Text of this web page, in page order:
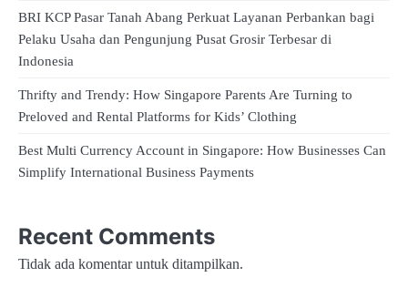
BRI KCP Pasar Tanah Abang Perkuat Layanan Perbankan bagi
Pelaku Usaha dan Pengunjung Pusat Grosir Terbesar di
Indonesia
Thrifty and Trendy: How Singapore Parents Are Turning to
Preloved and Rental Platforms for Kids’ Clothing
Best Multi Currency Account in Singapore: How Businesses Can
Simplify International Business Payments
Recent Comments
Tidak ada komentar untuk ditampilkan.